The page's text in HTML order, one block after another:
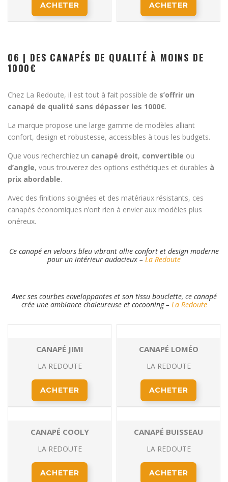
ACHETER ACHETER
06 | DES CANAPÉS DE QUALITÉ À MOINS DE
1000€
Chez La Redoute, il est tout à fait possible de s’offrir un
canapé de qualité sans dépasser les 1000€.
La marque propose une large gamme de modèles alliant
confort, design et robustesse, accessibles à tous les budgets.
Que vous recherchiez un canapé droit, convertible ou
d’angle, vous trouverez des options esthétiques et durables à
prix abordable.
Avec des finitions soignées et des matériaux résistants, ces
canapés économiques n’ont rien à envier aux modèles plus
onéreux.
Ce canapé en velours bleu vibrant allie confort et design moderne
pour un intérieur audacieux – La Redoute
Avec ses courbes enveloppantes et son tissu bouclette, ce canapé
crée une ambiance chaleureuse et cocooning – La Redoute
CANAPÉ JIMI
LA REDOUTE
ACHETER
CANAPÉ LOMÉO
LA REDOUTE
ACHETER
CANAPÉ COOLY
LA REDOUTE
ACHETER
CANAPÉ BUISSEAU
LA REDOUTE
ACHETER